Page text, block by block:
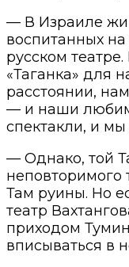
— В Израиле
воспитанных на
русском
«Таганка» для
расстоянии,
— и наши
спектакли, и
— Однако, той
неповторимого
Там руины. Но
театр
приходом
вписываться в